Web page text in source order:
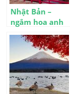
Nhật Bản –
ngắm hoa anh
đêm